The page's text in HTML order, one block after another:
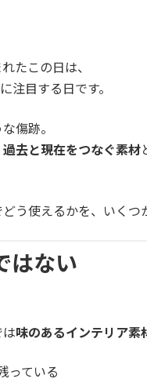
たこの日は、
注目する日です。
傷跡。
過去と現在をつなぐ素材
う使えるかを、いくつ
はない
味のあるインテリア素
っている